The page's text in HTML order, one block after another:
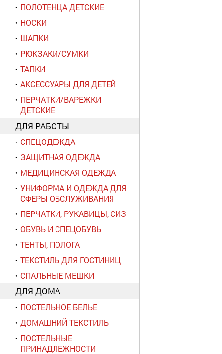
ПОЛОТЕНЦА ДЕТСКИЕ
НОСКИ
ШАПКИ
РЮКЗАКИ/СУМКИ
ТАПКИ
АКСЕССУАРЫ ДЛЯ ДЕТЕЙ
ПЕРЧАТКИ/ВАРЕЖКИ
ДЕТСКИЕ
ДЛЯ РАБОТЫ
СПЕЦОДЕЖДА
ЗАЩИТНАЯ ОДЕЖДА
МЕДИЦИНСКАЯ ОДЕЖДА
УНИФОРМА И ОДЕЖДА ДЛЯ
СФЕРЫ ОБСЛУЖИВАНИЯ
ПЕРЧАТКИ, РУКАВИЦЫ, СИЗ
ОБУВЬ И СПЕЦОБУВЬ
ТЕНТЫ, ПОЛОГА
ТЕКСТИЛЬ ДЛЯ ГОСТИНИЦ
СПАЛЬНЫЕ МЕШКИ
ДЛЯ ДОМА
ПОСТЕЛЬНОЕ БЕЛЬЕ
ДОМАШНИЙ ТЕКСТИЛЬ
ПОСТЕЛЬНЫЕ
ПРИНАДЛЕЖНОСТИ